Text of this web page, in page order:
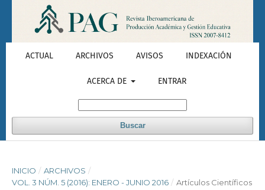
ACTUAL ARCHIVOS AVISOS INDEXACIÓN
ACERCA DE ENTRAR
Buscar
INICIO / ARCHIVOS /
VOL. 3 NÚM. 5 (2016): ENERO - JUNIO 2016 / Artículos Científicos